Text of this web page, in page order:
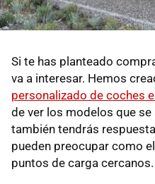
Si te has planteado
va a interesar. Hemos
personalizado de coches
de ver los modelos que
también tendrás
pueden preocupar como
puntos de carga cercanos.